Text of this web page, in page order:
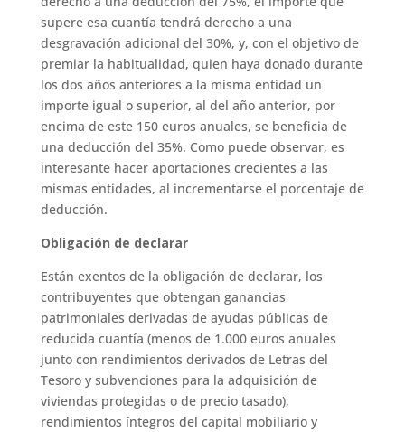
supere esa cuantía tendrá derecho a una
desgravación adicional del 30%, y, con el objetivo de
premiar la habitualidad, quien haya donado durante
los dos años anteriores a la misma entidad un
importe igual o superior, al del año anterior, por
encima de este 150 euros anuales, se beneficia de
una deducción del 35%. Como puede observar, es
interesante hacer aportaciones crecientes a las
mismas entidades, al incrementarse el porcentaje de
deducción.
Obligación de declarar
Están exentos de la obligación de declarar, los
contribuyentes que obtengan ganancias
patrimoniales derivadas de ayudas públicas de
reducida cuantía (menos de 1.000 euros anuales
junto con rendimientos derivados de Letras del
Tesoro y subvenciones para la adquisición de
viviendas protegidas o de precio tasado),
rendimientos íntegros del capital mobiliario y